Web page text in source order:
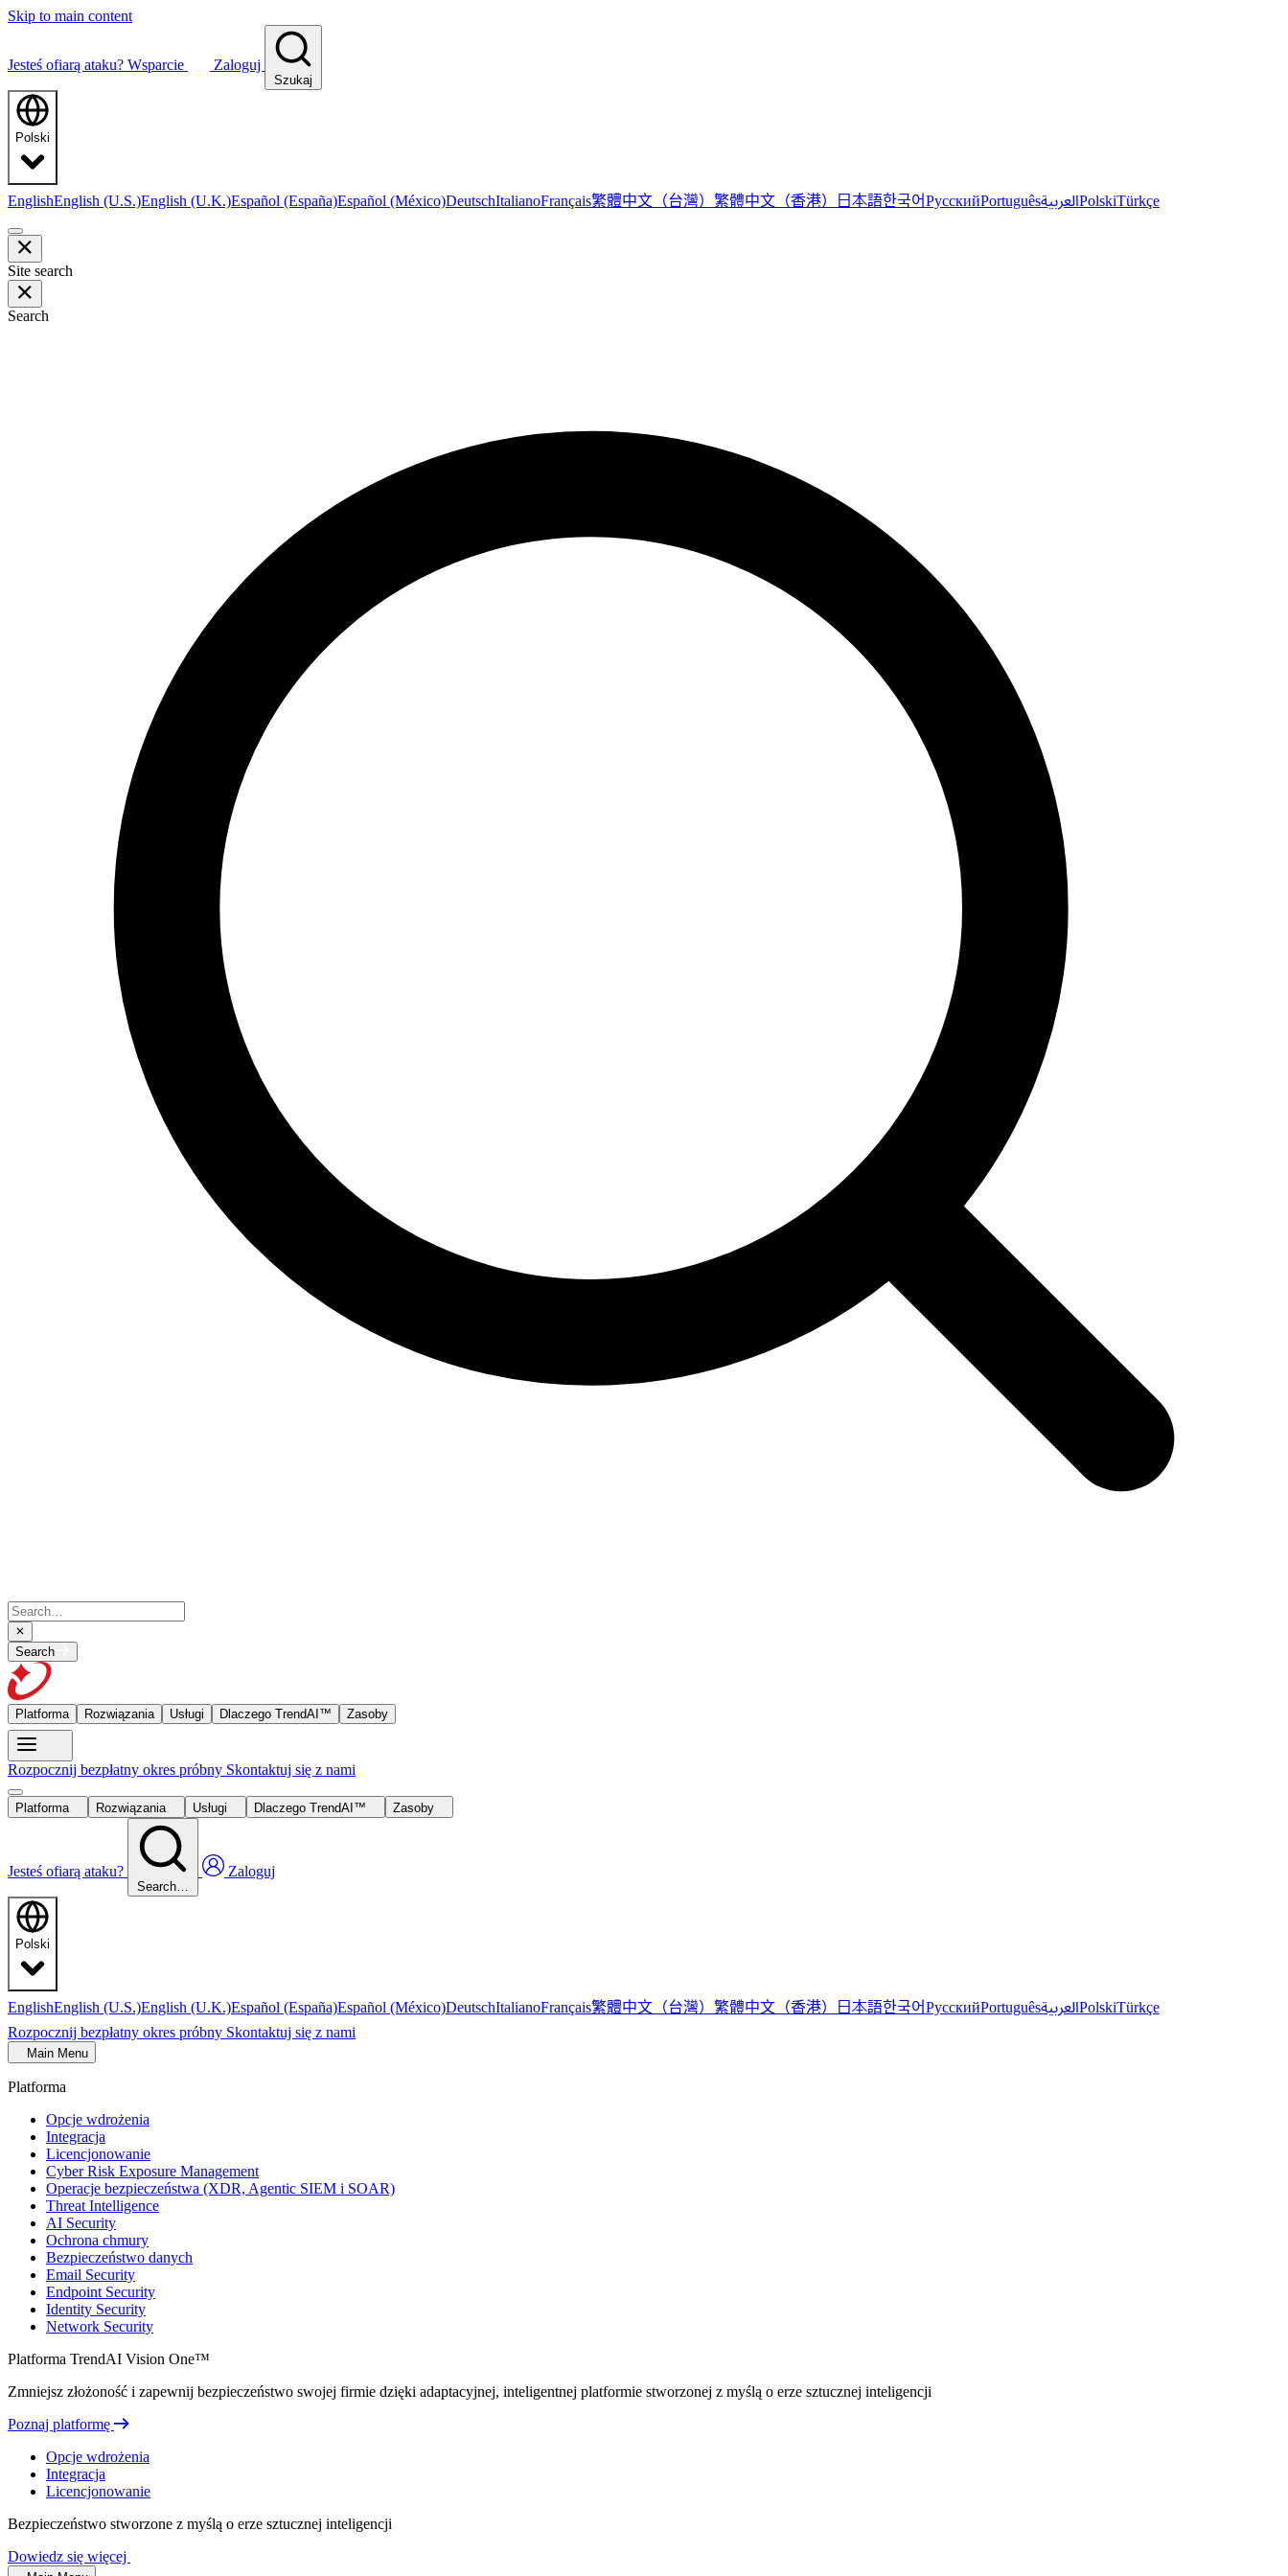
Skip to main content
Jesteś ofiarą ataku? Wsparcie Zaloguj
Szukaj
Polski
EnglishEnglish (U.S.)English (U.K.)Español (España)Español (México)DeutschItalianoFrançais繁體中文（台灣） 繁體中文（香港） 日本語한국어РусскийPortuguêsالعربيةPolskiTürkçe
Site search
Search
Search
Platforma Rozwiązania Usługi Dlaczego TrendAI™ Zasoby
Rozpocznij bezpłatny okres próbny Skontaktuj się z nami
Platforma Rozwiązania Usługi Dlaczego TrendAI™ Zasoby
Jesteś ofiarą ataku?
Search…
Zaloguj
Polski
EnglishEnglish (U.S.)English (U.K.)Español (España)Español (México)DeutschItalianoFrançais繁體中文（台灣） 繁體中文（香港） 日本語한국어РусскийPortuguêsالعربيةPolskiTürkçe
Rozpocznij bezpłatny okres próbny Skontaktuj się z nami
Main Menu
Platforma
Opcje wdrożenia
Integracja
Licencjonowanie
Cyber Risk Exposure Management
Operacje bezpieczeństwa (XDR, Agentic SIEM i SOAR)
Threat Intelligence
AI Security
Ochrona chmury
Bezpieczeństwo danych
Email Security
Endpoint Security
Identity Security
Network Security
Platforma TrendAI Vision One™
Zmniejsz złożoność i zapewnij bezpieczeństwo swojej firmie dzięki adaptacyjnej, inteligentnej platformie stworzonej z myślą o erze sztucznej inteligencji
Poznaj platformę
Opcje wdrożenia
Integracja
Licencjonowanie
Bezpieczeństwo stworzone z myślą o erze sztucznej inteligencji
Dowiedz się więcej